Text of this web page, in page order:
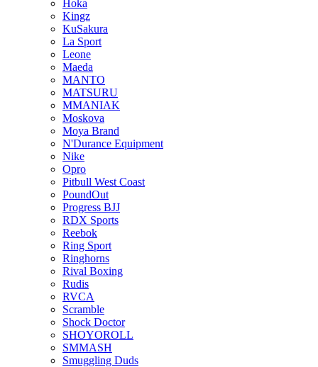
Hoka
Kingz
KuSakura
La Sport
Leone
Maeda
MANTO
MATSURU
MMANIAK
Moskova
Moya Brand
N'Durance Equipment
Nike
Opro
Pitbull West Coast
PoundOut
Progress BJJ
RDX Sports
Reebok
Ring Sport
Ringhorns
Rival Boxing
Rudis
RVCA
Scramble
Shock Doctor
SHOYOROLL
SMMASH
Smuggling Duds